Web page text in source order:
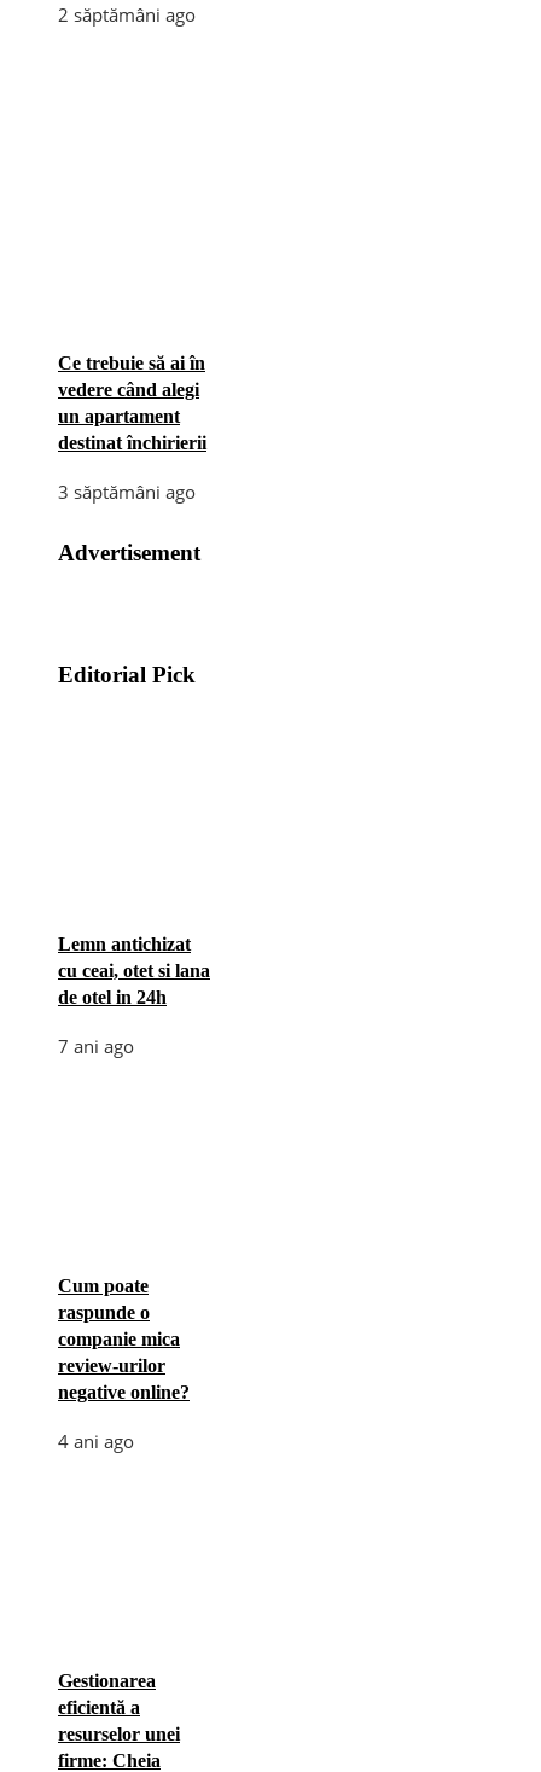
2 săptămâni ago
Ce trebuie să ai în
vedere când alegi
un apartament
destinat închirierii
3 săptămâni ago
Advertisement
Editorial Pick
Lemn antichizat
cu ceai, otet si lana
de otel in 24h
7 ani ago
Cum poate
raspunde o
companie mica
review-urilor
negative online?
4 ani ago
Gestionarea
eficientă a
resurselor unei
firme: Cheia